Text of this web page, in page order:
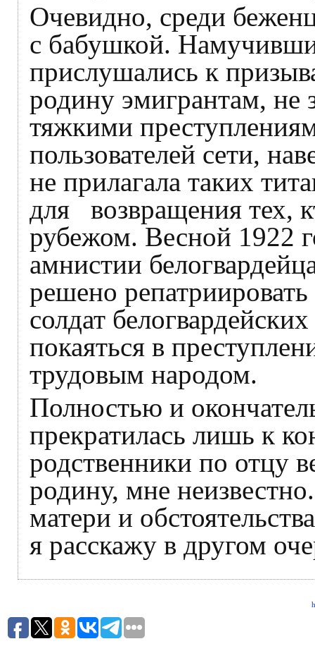
Очевидно, среди
с бабушкой.
прислушались к
родину эмигрантам, не
тяжкими
пользователей сети,
не прилагала таких
для возвращения тех,
рубежом. Весной 1922
амнистии
решено
солдат
покаяться в
трудовым народом.
Полностью и
прекратилась лишь к
родственники по отцу
родину, мне
матери и
я расскажу в другом